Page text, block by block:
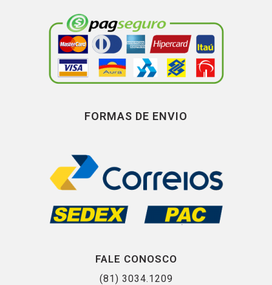
FORMAS DE ENVIO
FALE CONOSCO
(81) 3034.1209